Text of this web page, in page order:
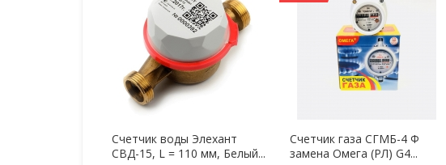
Счетчик воды Элехант
СВД-15, L = 110 мм, Белый...
Счетчик газа СГМБ-4 Ф
замена Омега (РЛ) G4...